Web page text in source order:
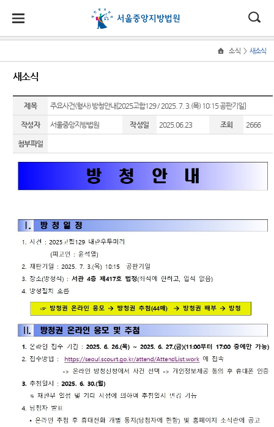
법원
소개
법원장
인사말
연혁
조직 및
정 및 법
정안내
관할구
역
등기국/
내
찾아오
서울법
원조정
센터
소식
새소식
우리법
원 주요
판결
법원 게
E-mail
Club
특검 관
련 재판
영상
민원
민원안
내
법률상
담안내
자주묻
장애인·
외국인
등 지원
을
위한 우
선지원
센터
(종합민
원지원
센터 상
담예약)
판 전용
법정 사
용
신청 안
정보
지식재
산 전문
재판부
IP
Chambers
사건검
색
판결서
사본 제
공신청
판결서
인터넷
열람
원안내
소통
법원에
바란다
부조리
신고센
터
원체험
기
증인지
원관 제
도
온라인
방청 신
청
소식 > 새소식
새소식
제목 주요사건(형사) 방청안내[2025고합129 / 2025. 7. 3.(목) 10:15 공판기일]
작성자 서울중앙지방법원 작성일 2025.06.23 조회 2666
첨부파일
원
정
보
소
통